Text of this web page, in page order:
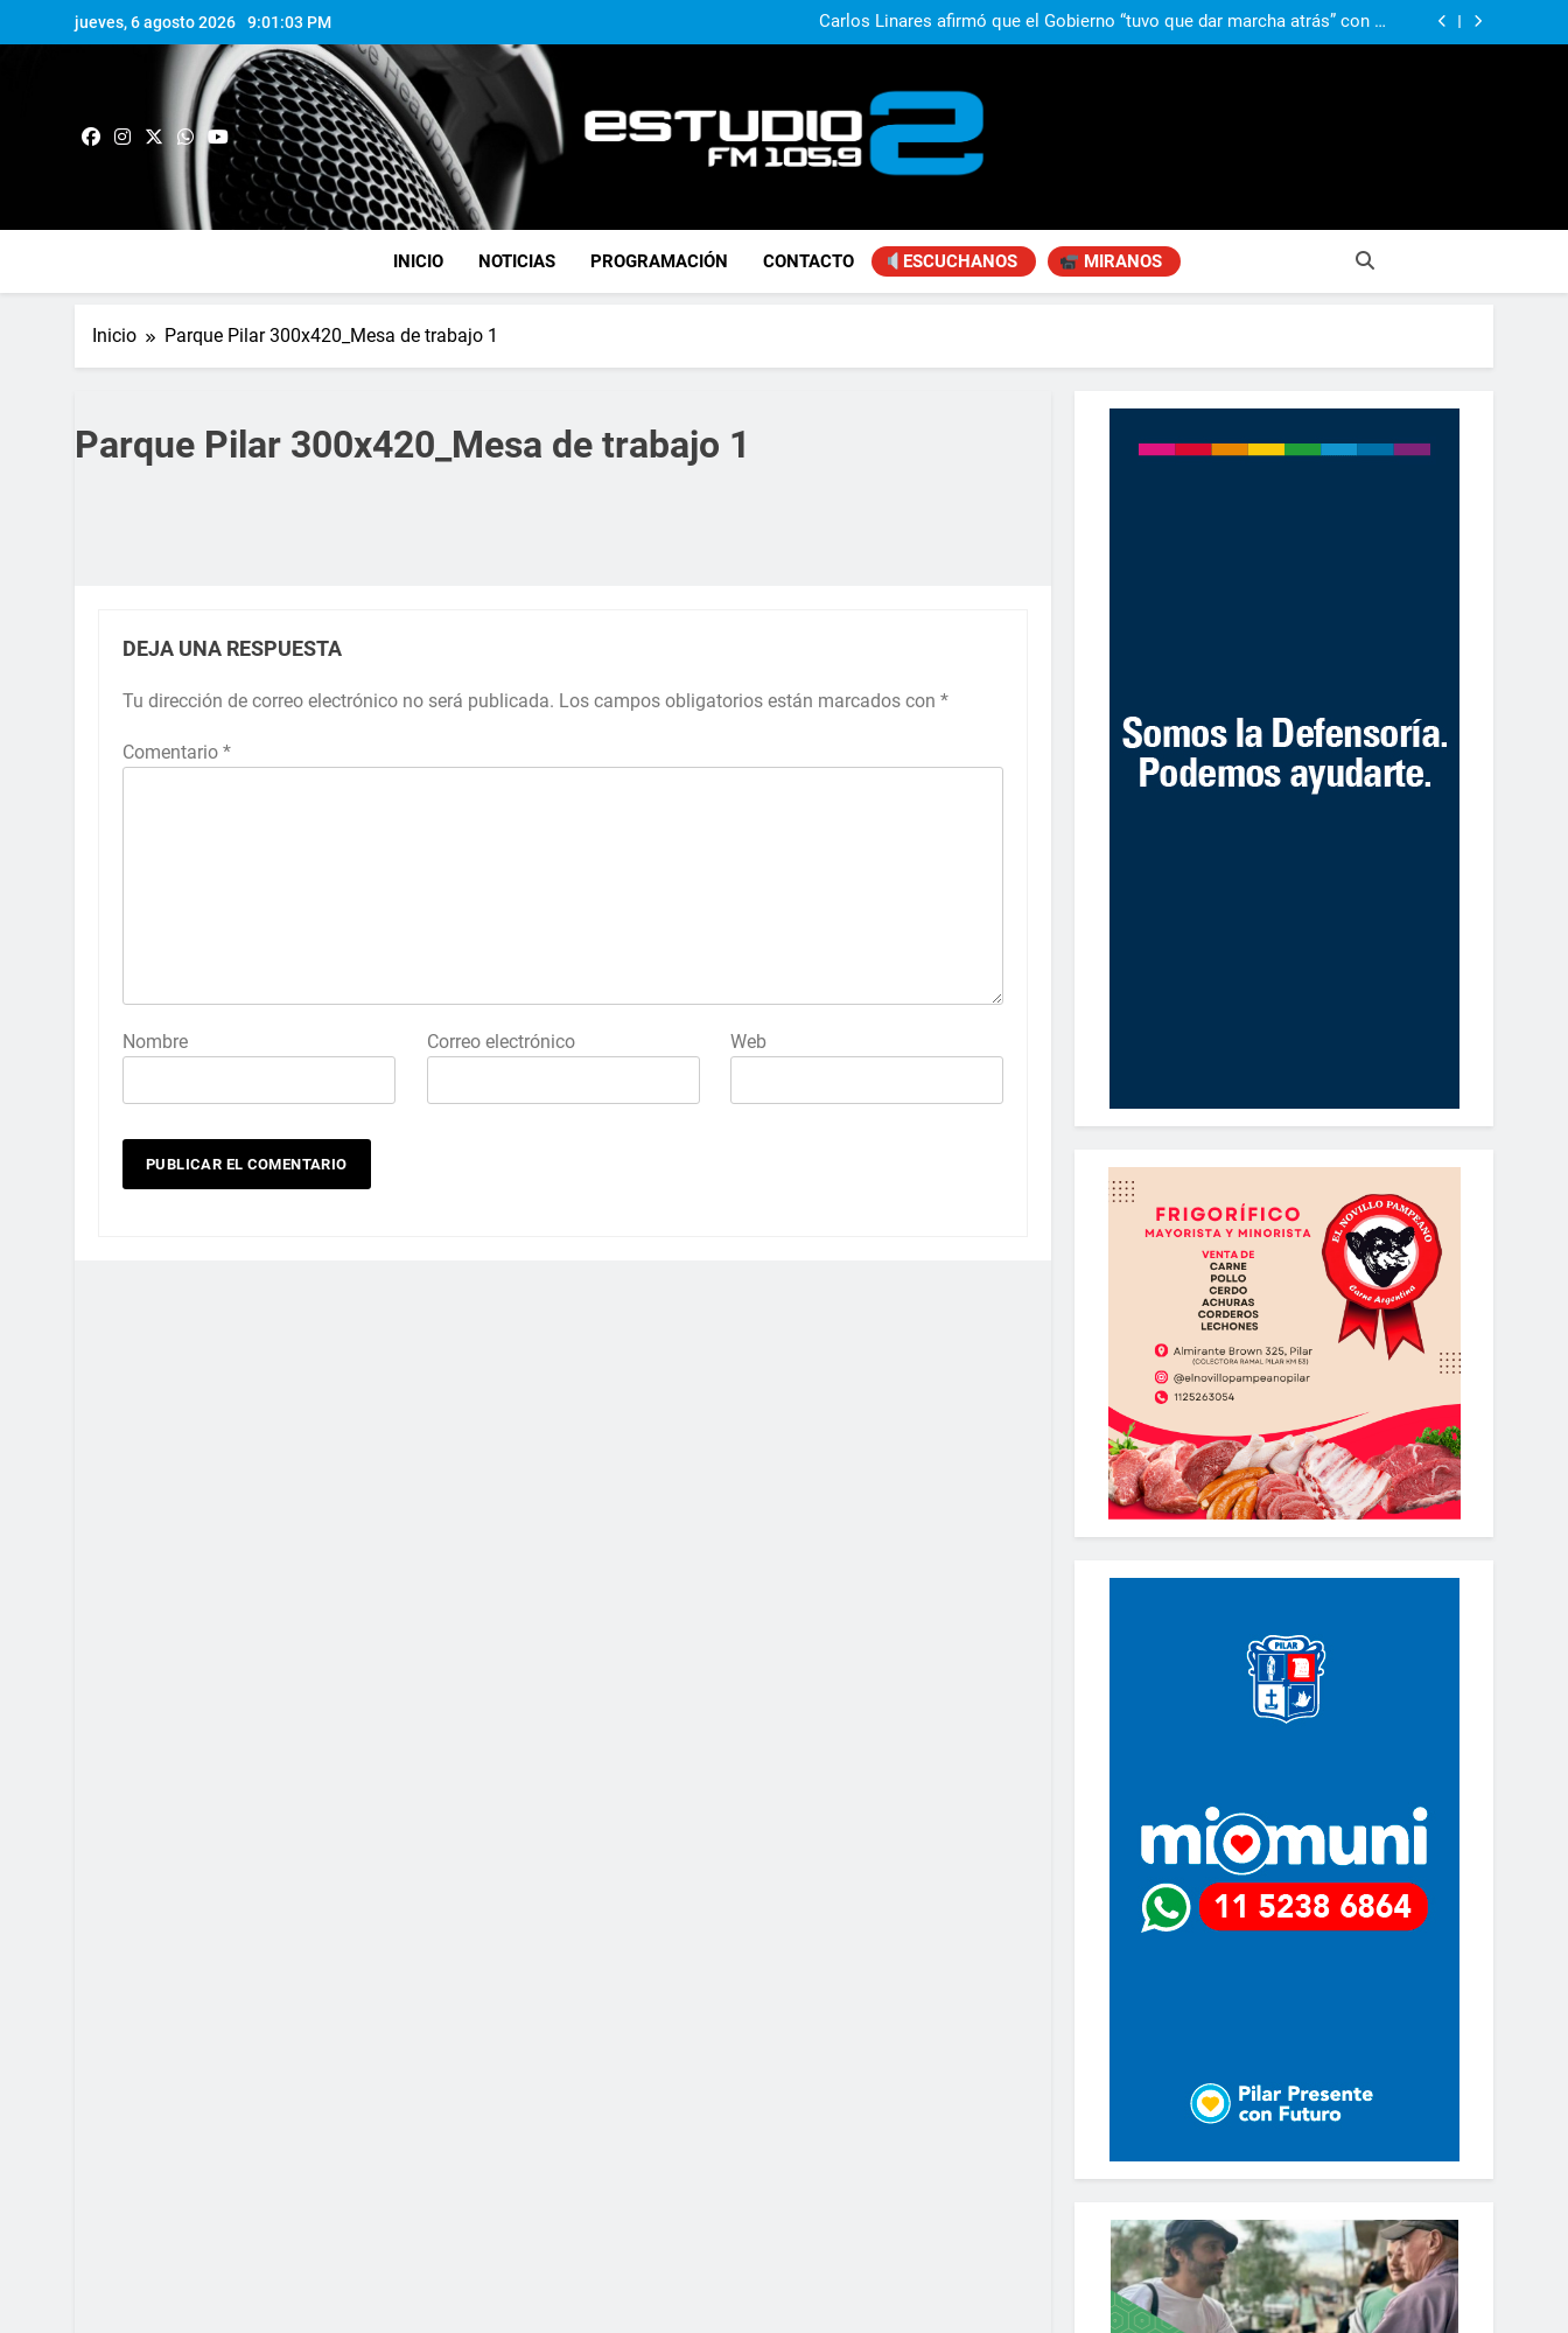
jueves, 6 agosto 2026 9:01:04 PM
muestra un problema que puede volver a generar déficit”
Carlos Linares afirmó que el Gobierno “tuvo que dar marcha atrás” con la
ley de tierras y advirtió un cambio de clima político entre los gobernadores
Paco Olveira cuestionó la visita de León XIV a la Argentina: “Hubiera
muestra un problema que puede volver a generar déficit”
Carlos Linares afirmó que el Gobierno “tuvo que dar marcha atrás” con la
ley de tierras y advirtió un cambio de clima político entre los gobernadores
Paco Olveira cuestionó la visita de León XIV a la Argentina: “Hubiera
FM Estudio 2
INICIO NOTICIAS PROGRAMACIÓN CONTACTO ESCUCHANOS MIRANOS
Inicio Parque Pilar 300x420_Mesa de trabajo 1
Parque Pilar 300x420_Mesa de trabajo 1
DEJA UNA RESPUESTA
Tu dirección de correo electrónico no será publicada. Los campos obligatorios están marcados con *
Comentario *
Nombre Correo electrónico Web